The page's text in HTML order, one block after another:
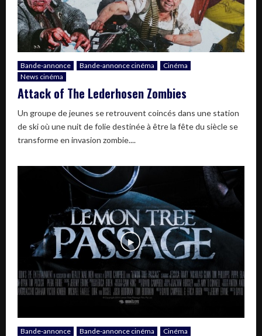
Bande-annonce Bande-annonce cinéma
Cinéma
News cinéma
Attack of The Lederhosen Zombies
Un groupe de jeunes se retrouvent coincés dans une station
de ski où une nuit de folie destinée à être la fête du siècle se
transforme en invasion zombie....
Bande-annonce Bande-annonce cinéma
Cinéma